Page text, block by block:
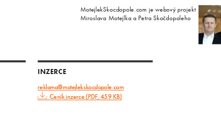
MotejlekSkocdopole.com je webový projekt
Miroslava Motejlka a Petra Skočdopoleho
INZERCE
reklama@motejlekskocdopole.com
Ceník inzerce (PDF, 459 KB)